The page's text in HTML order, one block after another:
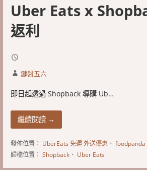
Uber Eats x
返利
鍵盤五六
即日起透過 Shopback 導購 Ub…
繼續閱讀 →
發佈位置： UberEats 免運 外送優惠、 foodpanda
歸檔位置： Shopback、 Uber Eats